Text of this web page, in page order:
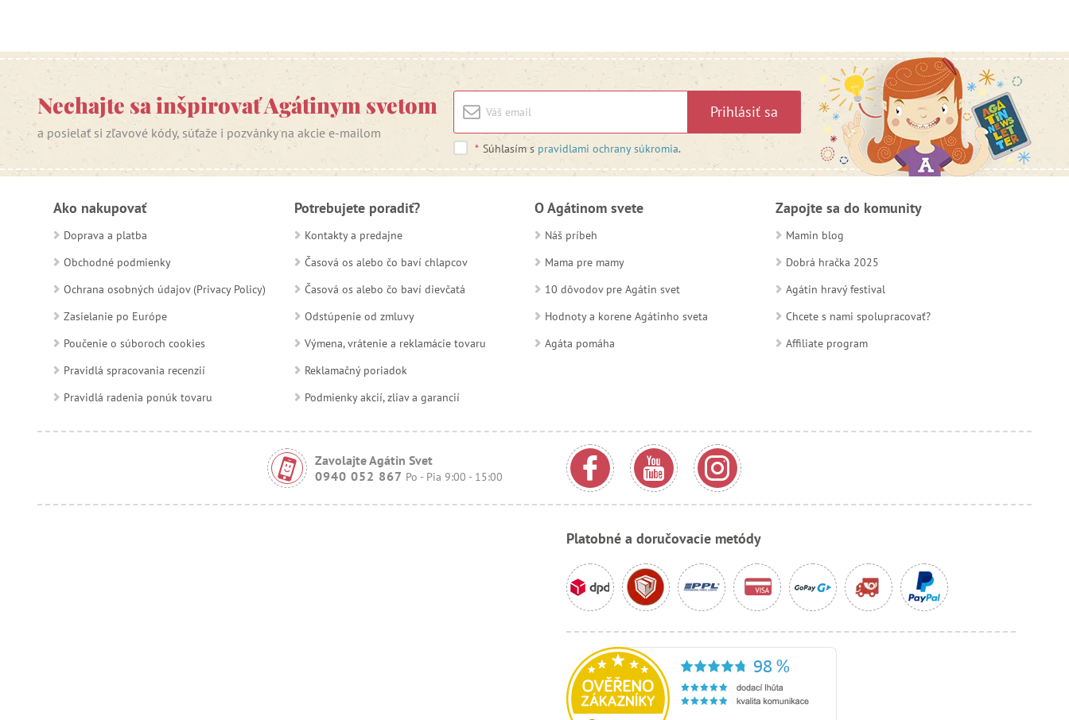
Nechajte sa inšpirovať Agátinym svetom
a posielať si zľavové kódy, súťaže i pozvánky na akcie e-mailom
Prihlásiť sa
* Súhlasím s pravidlami ochrany súkromia.
Ako nakupovať
Doprava a platba
Obchodné podmienky
Ochrana osobných údajov (Privacy Policy)
Zasielanie po Európe
Poučenie o súboroch cookies
Pravidlá spracovania recenzií
Pravidlá radenia ponúk tovaru
Potrebujete poradiť?
Kontakty a predajne
Časová os alebo čo baví chlapcov
Časová os alebo čo baví dievčatá
Odstúpenie od zmluvy
Výmena, vrátenie a reklamácie tovaru
Reklamačný poriadok
Podmienky akcií, zliav a garancií
O Agátinom svete
Náš príbeh
Mama pre mamy
10 dôvodov pre Agátin svet
Hodnoty a korene Agátinho sveta
Agáta pomáha
Zapojte sa do komunity
Mamin blog
Dobrá hračka 2025
Agátin hravý festival
Chcete s nami spolupracovať?
Affiliate program
Zavolajte Agátin Svet
0940 052 867 Po - Pia 9:00 - 15:00
Platobné a doručovacie metódy